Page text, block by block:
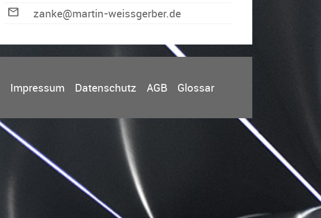
mail
ed.rebregssiew-nitram@eknaz
Impressum Datenschutz AGB Glossar